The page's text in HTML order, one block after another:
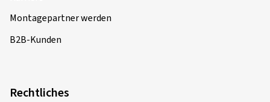
Montagepartner werden
B2B-Kunden
Rechtliches